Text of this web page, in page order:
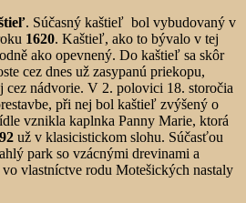
. Súčasný kaštieľ bol vybudovaný v
1620. Kaštieľ, ako to bývalo v tej
ako opevnený. Do kaštieľ sa skôr
cez dnes už zasypanú priekopu,
cez nádvorie. V 2. polovici 18. storočia
při nej bol kaštieľ zvýšený o
vznikla kaplnka Panny Marie, ktorá
už v klasicistickom slohu. Súčasťou
park so vzácnými drevinami a
vlastníctve rodu Motešických nastaly